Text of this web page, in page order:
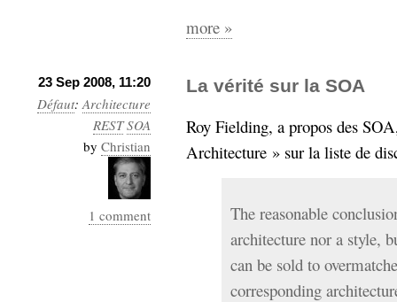
more »
23 Sep 2008, 11:20
Défaut:Architecture
REST SOA
by Christian
1 comment
La vérité sur la SOA
Roy Fielding, a propos des
Architecture » sur la liste de
The reasonable
architecture nor a style,
can be sold to
corresponding